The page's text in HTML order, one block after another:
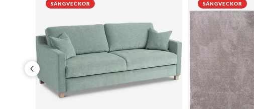
SÄNGVECKOR SÄNGVECKOR